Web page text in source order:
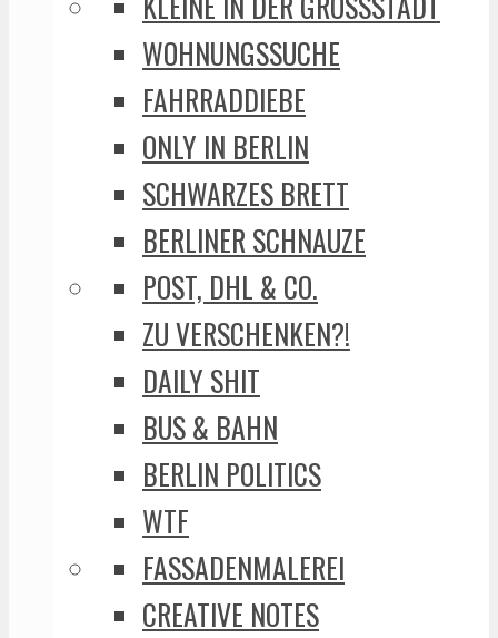
WOHNUNGSSUCHE
FAHRRADDIEBE
ONLY IN BERLIN
SCHWARZES BRETT
BERLINER SCHNAUZE
POST, DHL & CO.
ZU VERSCHENKEN?!
DAILY SHIT
BUS & BAHN
BERLIN POLITICS
WTF
FASSADENMALEREI
CREATIVE NOTES